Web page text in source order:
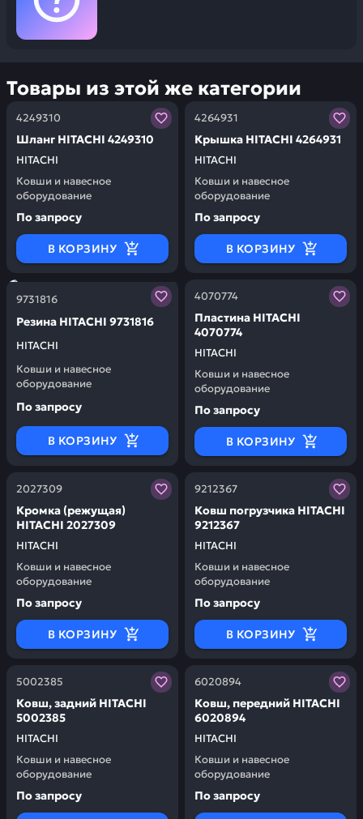
Товары из этой же категории
4249310
HITACHI
Шланг HITACHI 4249310
Ковши и навесное
оборудование
Заказывая запчасти у нас, вы получаете гарантию
По запросу
В КОРЗИНУ
4264931
HITACHI
Крышка HITACHI 4264931
Ковши и навесное
оборудование
Заказывая запчасти у
По запросу
В КОРЗИНУ
9731816
HITACHI
Резина HITACHI 9731816
Ковши и навесное
оборудование
Заказывая запчасти у нас, вы получаете гарантию
По запросу
В КОРЗИНУ
4070774
HITACHI
Пластина HITACHI
4070774
Ковши и навесное
оборудование
Заказывая запчасти у
По запросу
В КОРЗИНУ
2027309
HITACHI
Кромка (режущая)
HITACHI 2027309
Ковши и навесное
оборудование
Заказывая запчасти у нас, вы получаете гарантию
По запросу
В КОРЗИНУ
9212367
HITACHI
Ковш погрузчика HITACHI
9212367
Ковши и навесное
оборудование
Заказывая запчасти у
По запросу
В КОРЗИНУ
5002385
HITACHI
Ковш, задний HITACHI
5002385
Ковши и навесное
оборудование
Заказывая запчасти у нас, вы получаете гарантию
По запросу
6020894
HITACHI
Ковш, передний HITACHI
6020894
Ковши и навесное
оборудование
Заказывая запчасти у
По запросу